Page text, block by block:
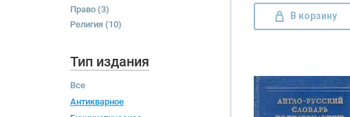
Право (3)
Религия (10)
Тип издания
Все
Антикварное
В корзину